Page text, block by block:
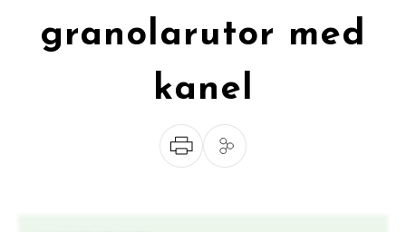
granolarutor med
kanel